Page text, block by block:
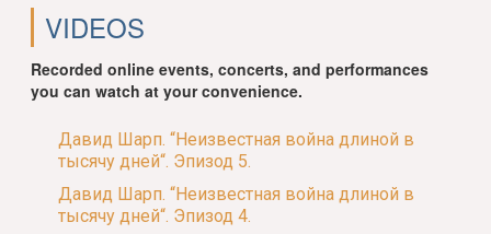
VIDEOS
Recorded online events, concerts, and performances
you can watch at your convenience.
Давид Шарп. “Неизвестная война длиной в
тысячу дней“. Эпизод 5.
Давид Шарп. “Неизвестная война длиной в
тысячу дней“. Эпизод 4.